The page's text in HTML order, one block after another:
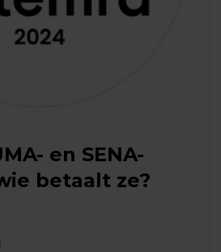
en SENA-
betaalt ze?